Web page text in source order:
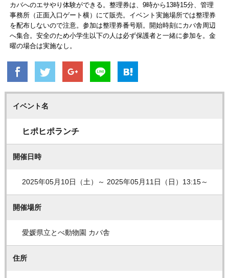
カバへのエサやり体験ができる。整理券は、9時から13時15分、管理
事務所（正面入口ゲート横）にて販売。イベント実施場所では整理券
を配布しないので注意。参加は整理券番号順。開始時刻にカバ舎周辺
へ集合。安全のため小学生以下の人は必ず保護者と一緒に参加を。金
曜の場合は実施なし。
イベント名
ヒポヒポランチ
開催日時
2025年05月10日（土）～ 2025年05月11日（日）13:15～
開催場所
愛媛県立とべ動物園 カバ舎
住所